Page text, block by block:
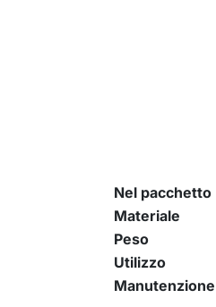
Nel pacchetto
Materiale
Peso
Utilizzo
Manutenzione